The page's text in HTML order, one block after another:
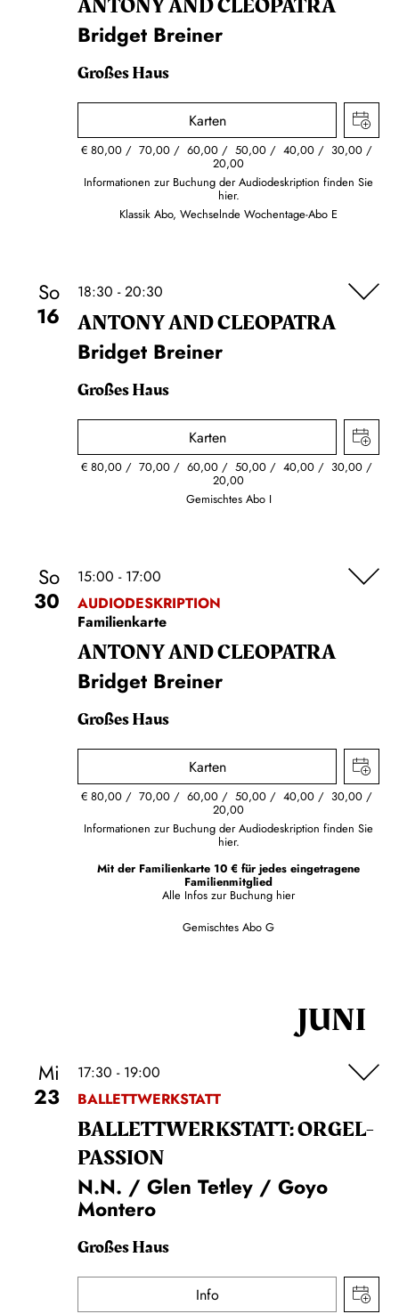
Bridget Breiner
Großes Haus
Karten
€80,00 70,00 60,00 50,00 40,00 30,00
20,00
Informationen zur Buchung der Audiodeskription finden Sie
hier.
Klassik Abo, Wechselnde Wochentage-Abo E
So
16
18:30 - 20:30
ANTONY AND CLEOPATRA
Bridget Breiner
Großes Haus
Karten
€80,00 70,00 60,00 50,00 40,00 30,00
20,00
Gemischtes Abo I
So
30
15:00 - 17:00
AUDIODESKRIPTION
Familienkarte
ANTONY AND CLEOPATRA
Bridget Breiner
Großes Haus
Karten
€80,00 70,00 60,00 50,00 40,00 30,00
20,00
Informationen zur Buchung der Audiodeskription finden Sie
hier.
Mit der Familienkarte 10 € für jedes eingetragene
Familienmitglied
Alle Infos zur Buchung hier
Gemischtes Abo G
JUNI
Mi
23
17:30 - 19:00
BALLETTWERKSTATT
BALLETT­WERKSTATT: ORGEL­
PASSION
N.N. / Glen Tetley / Goyo
Montero
Großes Haus
Info